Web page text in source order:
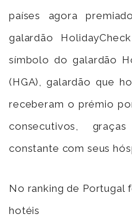
países agora
galardão
símbolo do galardão
(HGA), galardão que
receberam o prémio
consecutivos,
constante com seus
No ranking de Portugal
hotéis